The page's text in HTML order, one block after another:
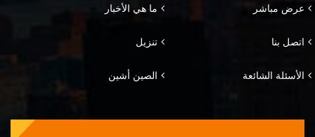
عرض مباشر ما هي الأخبار
اتصل بنا تنزيل
الأسئلة الشائعة الصين أشين